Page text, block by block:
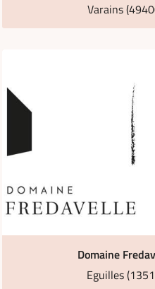
Varains
Domaine
Eguilles